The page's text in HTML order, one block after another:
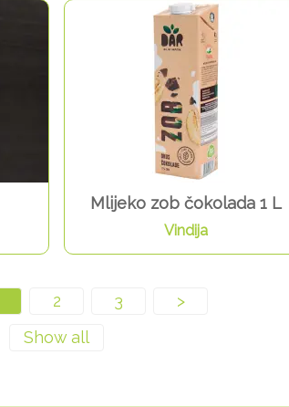
Mlijeko zob čokolada 1 L
Vindija
2 3 >